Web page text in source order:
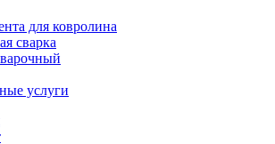
для ковролина
сварка
услуги